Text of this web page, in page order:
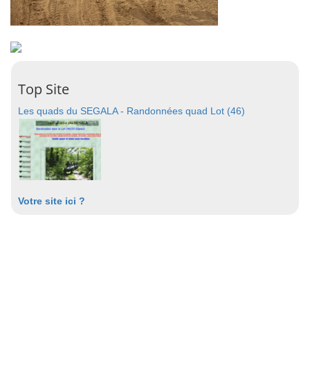
Top Site
Les quads du SEGALA - Randonnées quad Lot (46)
Votre site ici ?